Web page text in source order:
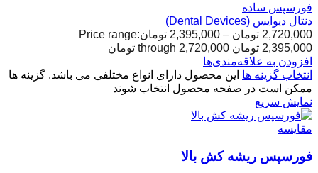
فورسپس ساده
دنتال دیوایس (Dental Devices)
2,720,000 تومان –
2,395,000 تومانPrice range:
2,395,000 تومان through 2,720,000 تومان
افزودن به علاقه‌مندی‌ها
انتخاب گزینه ها این محصول دارای انواع مختلفی می باشد. گزینه ها
ممکن است در صفحه محصول انتخاب شوند
نمایش سریع
مقایسه
فورسپس ریشه کش بالا